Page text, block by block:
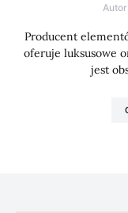
Autor
Producent
oferuje luksusowe
jest